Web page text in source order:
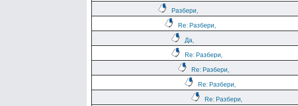
Разбери,
Re: Разбери,
Да,
Re: Разбери,
Re: Разбери,
Re: Разбери,
Re: Разбери,